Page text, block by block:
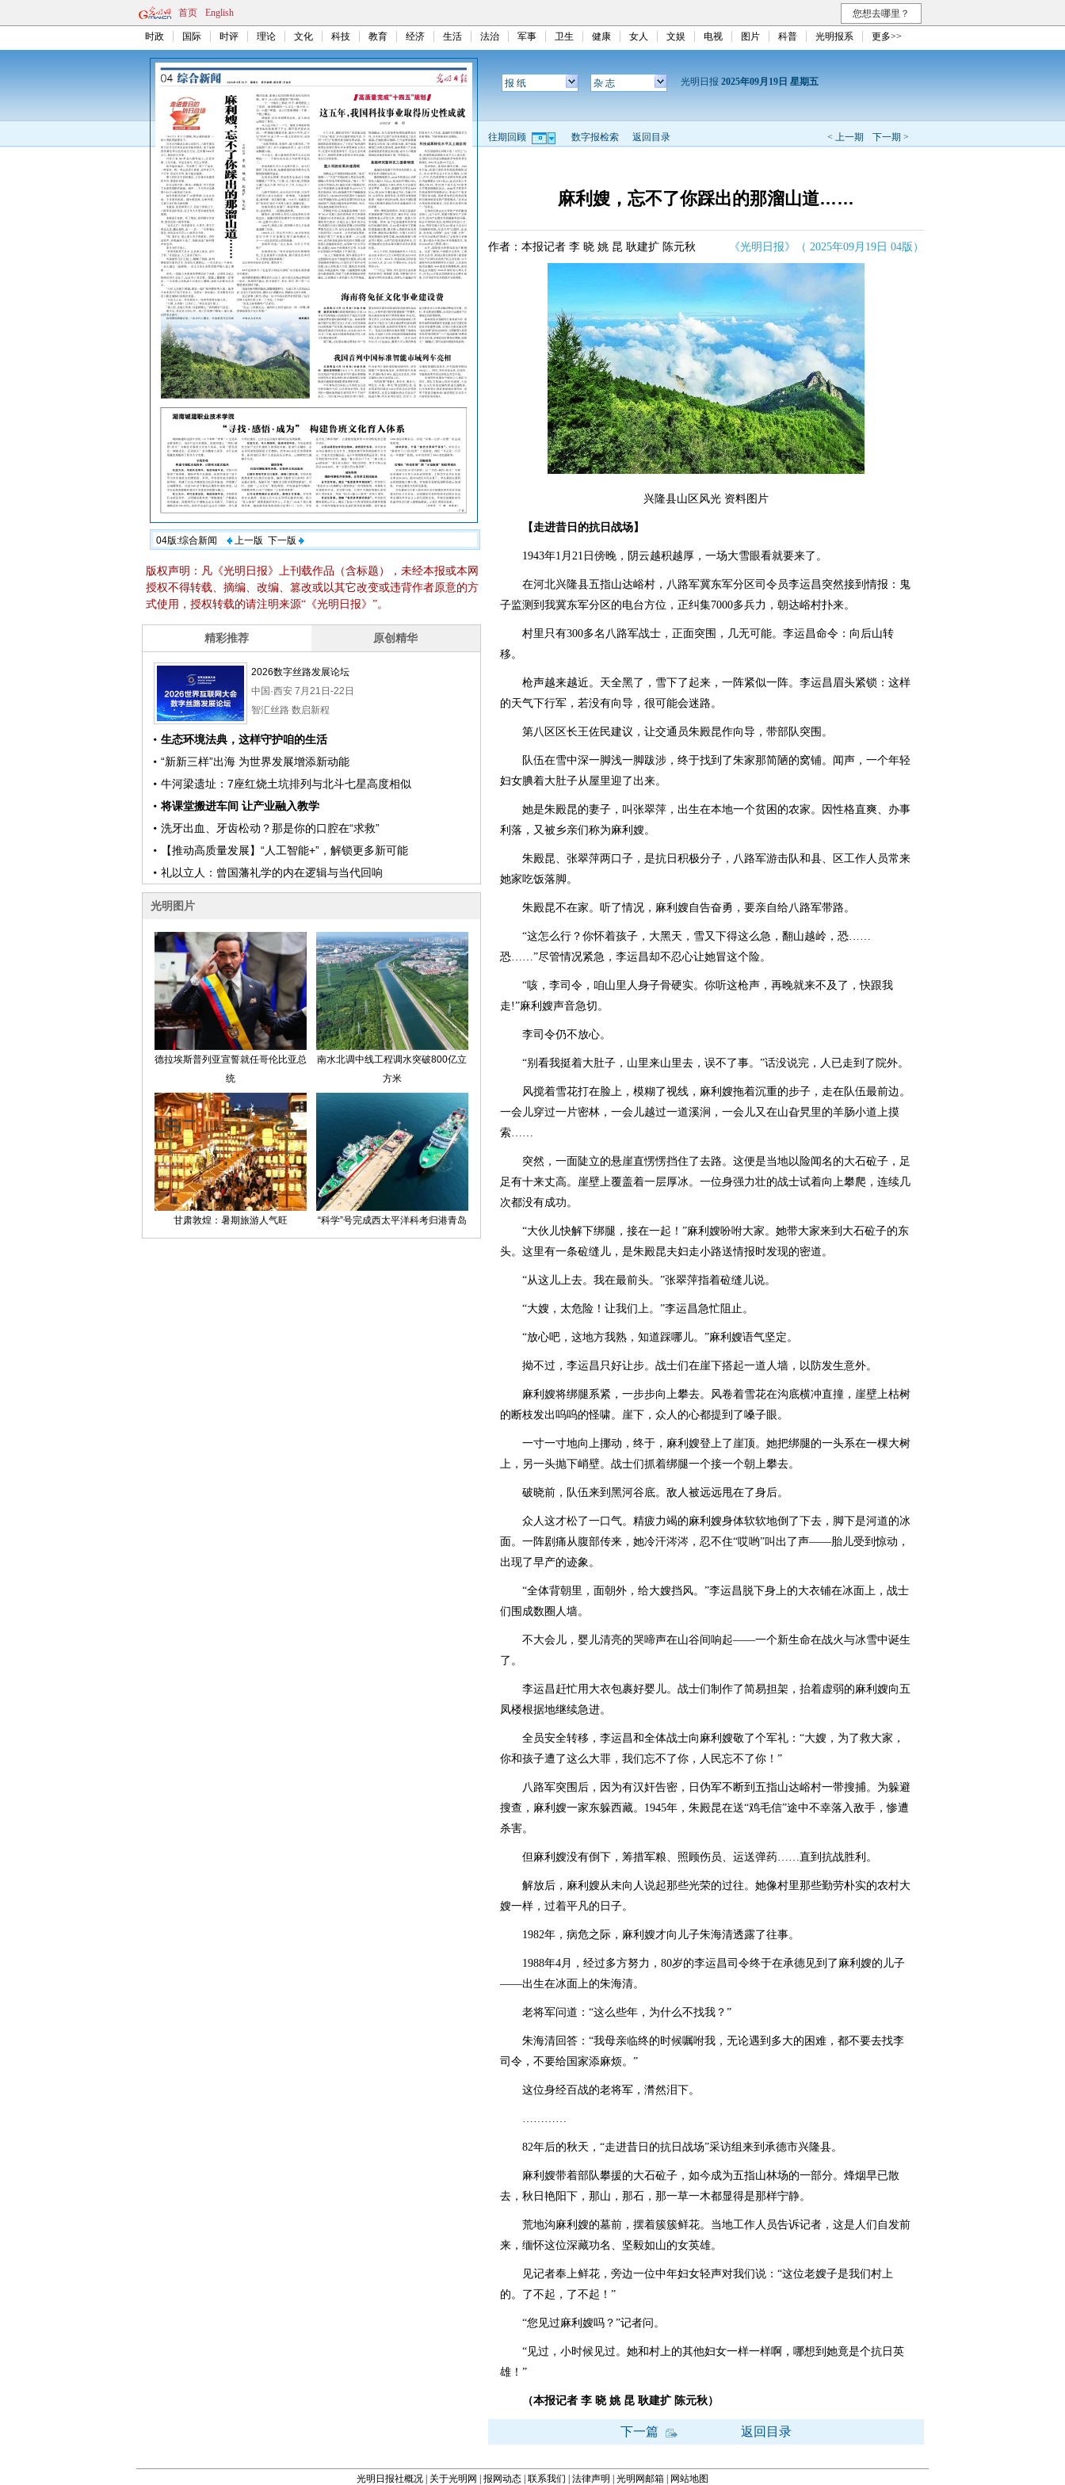
首页 English 您想去哪里？
时政 国际 时评 理论 文化 科技 教育 经济 生活 法治 军事 卫生 健康 女人 文娱 电视 图片 科普 光明报系 更多>>
04版:综合新闻 上一版 下一版
版权声明：凡《光明日报》上刊载作品（含标题），未经本报或本网
授权不得转载、摘编、改编、篡改或以其它改变或违背作者原意的方
式使用，授权转载的请注明来源“《光明日报》”。
报 纸 杂 志 光明日报 2025年09月19日 星期五
< 上一期 下一期 >
往期回顾 数字报检索 返回目录
麻利嫂，忘不了你踩出的那溜山道……
作者：本报记者 李 晓 姚 昆 耿建扩 陈元秋 《光明日报》（ 2025年09月19日 04版）
兴隆县山区风光 资料图片
【走进昔日的抗日战场】
1943年1月21日傍晚，阴云越积越厚，一场大雪眼看就要来了。
在河北兴隆县五指山达峪村，八路军冀东军分区司令员李运昌突然接到情报：鬼
子监测到我冀东军分区的电台方位，正纠集7000多兵力，朝达峪村扑来。
村里只有300多名八路军战士，正面突围，几无可能。李运昌命令：向后山转
移。
枪声越来越近。天全黑了，雪下了起来，一阵紧似一阵。李运昌眉头紧锁：这样
的天气下行军，若没有向导，很可能会迷路。
第八区区长王佐民建议，让交通员朱殿昆作向导，带部队突围。
队伍在雪中深一脚浅一脚跋涉，终于找到了朱家那简陋的窝铺。闻声，一个年轻
妇女腆着大肚子从屋里迎了出来。
她是朱殿昆的妻子，叫张翠萍，出生在本地一个贫困的农家。因性格直爽、办事
利落，又被乡亲们称为麻利嫂。
朱殿昆、张翠萍两口子，是抗日积极分子，八路军游击队和县、区工作人员常来
她家吃饭落脚。
朱殿昆不在家。听了情况，麻利嫂自告奋勇，要亲自给八路军带路。
“这怎么行？你怀着孩子，大黑天，雪又下得这么急，翻山越岭，恐……
恐……”尽管情况紧急，李运昌却不忍心让她冒这个险。
“咳，李司令，咱山里人身子骨硬实。你听这枪声，再晚就来不及了，快跟我
走!”麻利嫂声音急切。
李司令仍不放心。
“别看我挺着大肚子，山里来山里去，误不了事。”话没说完，人已走到了院外。
风搅着雪花打在脸上，模糊了视线，麻利嫂拖着沉重的步子，走在队伍最前边。
一会儿穿过一片密林，一会儿越过一道溪涧，一会儿又在山旮旯里的羊肠小道上摸
索……
突然，一面陡立的悬崖直愣愣挡住了去路。这便是当地以险闻名的大石砬子，足
足有十来丈高。崖壁上覆盖着一层厚冰。一位身强力壮的战士试着向上攀爬，连续几
次都没有成功。
“大伙儿快解下绑腿，接在一起！”麻利嫂吩咐大家。她带大家来到大石砬子的东
头。这里有一条砬缝儿，是朱殿昆夫妇走小路送情报时发现的密道。
“从这儿上去。我在最前头。”张翠萍指着砬缝儿说。
“大嫂，太危险！让我们上。”李运昌急忙阻止。
“放心吧，这地方我熟，知道踩哪儿。”麻利嫂语气坚定。
拗不过，李运昌只好让步。战士们在崖下搭起一道人墙，以防发生意外。
麻利嫂将绑腿系紧，一步步向上攀去。风卷着雪花在沟底横冲直撞，崖壁上枯树
的断枝发出呜呜的怪啸。崖下，众人的心都提到了嗓子眼。
一寸一寸地向上挪动，终于，麻利嫂登上了崖顶。她把绑腿的一头系在一棵大树
上，另一头抛下峭壁。战士们抓着绑腿一个接一个朝上攀去。
破晓前，队伍来到黑河谷底。敌人被远远甩在了身后。
众人这才松了一口气。精疲力竭的麻利嫂身体软软地倒了下去，脚下是河道的冰
面。一阵剧痛从腹部传来，她冷汗涔涔，忍不住“哎哟”叫出了声——胎儿受到惊动，
出现了早产的迹象。
“全体背朝里，面朝外，给大嫂挡风。”李运昌脱下身上的大衣铺在冰面上，战士
们围成数圈人墙。
不大会儿，婴儿清亮的哭啼声在山谷间响起——一个新生命在战火与冰雪中诞生
了。
李运昌赶忙用大衣包裹好婴儿。战士们制作了简易担架，抬着虚弱的麻利嫂向五
凤楼根据地继续急进。
全员安全转移，李运昌和全体战士向麻利嫂敬了个军礼：“大嫂，为了救大家，
你和孩子遭了这么大罪，我们忘不了你，人民忘不了你！”
八路军突围后，因为有汉奸告密，日伪军不断到五指山达峪村一带搜捕。为躲避
搜查，麻利嫂一家东躲西藏。1945年，朱殿昆在送“鸡毛信”途中不幸落入敌手，惨遭
杀害。
但麻利嫂没有倒下，筹措军粮、照顾伤员、运送弹药……直到抗战胜利。
解放后，麻利嫂从未向人说起那些光荣的过往。她像村里那些勤劳朴实的农村大
嫂一样，过着平凡的日子。
1982年，病危之际，麻利嫂才向儿子朱海清透露了往事。
1988年4月，经过多方努力，80岁的李运昌司令终于在承德见到了麻利嫂的儿子
——出生在冰面上的朱海清。
老将军问道：“这么些年，为什么不找我？”
朱海清回答：“我母亲临终的时候嘱咐我，无论遇到多大的困难，都不要去找李
司令，不要给国家添麻烦。”
这位身经百战的老将军，潸然泪下。
…………
82年后的秋天，“走进昔日的抗日战场”采访组来到承德市兴隆县。
麻利嫂带着部队攀援的大石砬子，如今成为五指山林场的一部分。烽烟早已散
去，秋日艳阳下，那山，那石，那一草一木都显得是那样宁静。
荒地沟麻利嫂的墓前，摆着簇簇鲜花。当地工作人员告诉记者，这是人们自发前
来，缅怀这位深藏功名、坚毅如山的女英雄。
见记者奉上鲜花，旁边一位中年妇女轻声对我们说：“这位老嫂子是我们村上
的。了不起，了不起！”
“您见过麻利嫂吗？”记者问。
“见过，小时候见过。她和村上的其他妇女一样一样啊，哪想到她竟是个抗日英
雄！”
（本报记者 李 晓 姚 昆 耿建扩 陈元秋）
下一篇 返回目录
光明日报社概况 关于光明网 报网动态 联系我们 法律声明 光明网邮箱 网站地图